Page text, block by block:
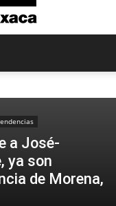
a José-
ya son
de Morena,